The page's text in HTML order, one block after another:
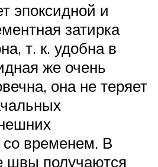
эпоксидной и
затирка
т. к. удобна в
же очень
она не теряет
со временем. В
швы получаются